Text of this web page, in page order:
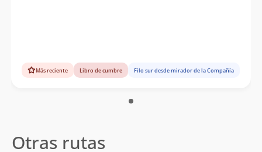
Más reciente Libro de cumbre Filo sur desde mirador de la Compañía
Otras rutas